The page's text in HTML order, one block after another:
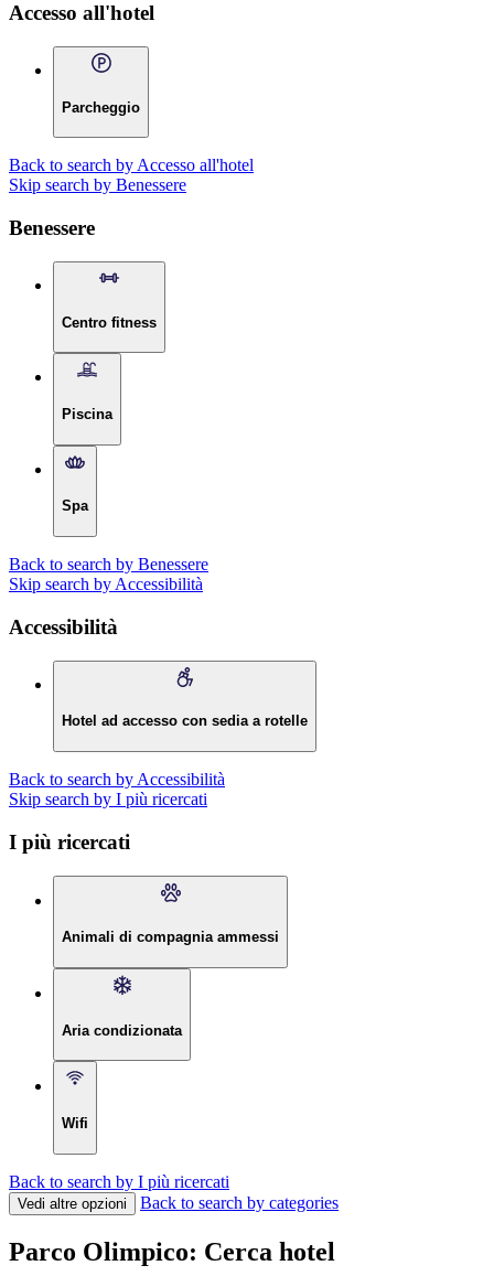
Accesso all'hotel
Parcheggio
Back to search by Accesso all'hotel
Skip search by Benessere
Benessere
Centro fitness
Piscina
Spa
Back to search by Benessere
Skip search by Accessibilità
Accessibilità
Hotel ad accesso con sedia a rotelle
Back to search by Accessibilità
Skip search by I più ricercati
I più ricercati
Animali di compagnia ammessi
Aria condizionata
Wifi
Back to search by I più ricercati
Vedi altre opzioni Back to search by categories
Parco Olimpico: Cerca hotel